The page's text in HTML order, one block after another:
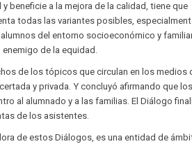
beneficie a la mejora de la calidad, tiene que
todas las variantes posibles,
del entorno socioeconómico y
de la equidad.
de los tópicos que circulan en los medios
y privada. Y concluyó afirmando que los
al alumnado y a las familias. El Diálogo
de los asistentes.
de estos Diálogos, es una entidad de